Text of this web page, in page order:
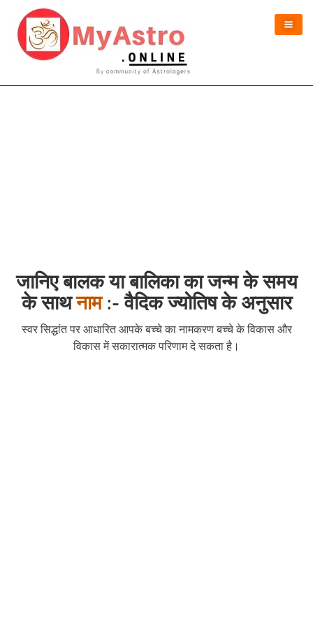
जानिए बालक या बालिका का जन्म के समय
के साथनाम :- वैदिक ज्योतिष के अनुसार
स्वर सिद्धांत पर आधारित आपके बच्चे का नामकरण बच्चे के विकास और
विकास में सकारात्मक परिणाम दे सकता है।